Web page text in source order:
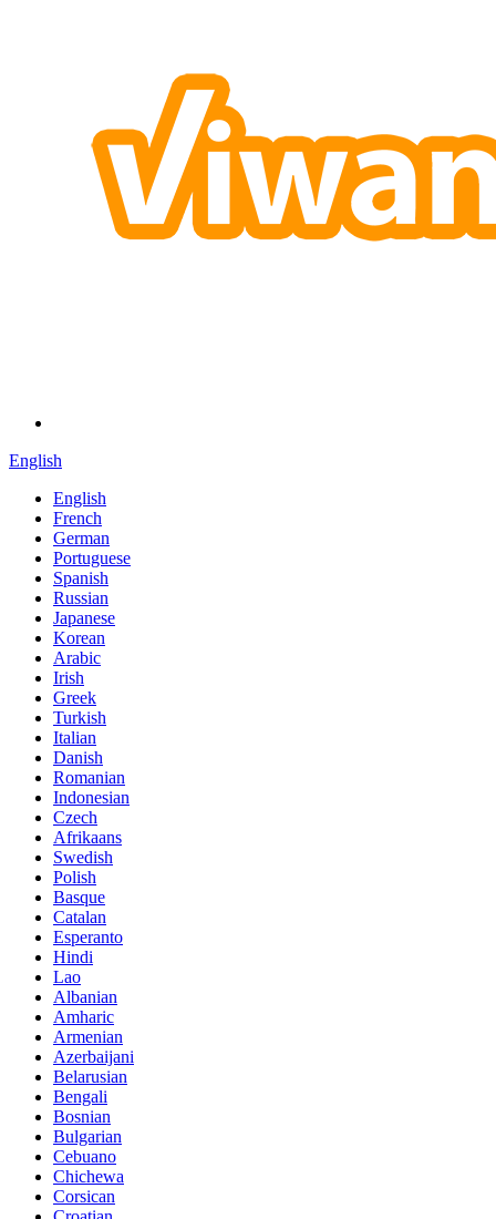
English
English
French
German
Portuguese
Spanish
Russian
Japanese
Korean
Arabic
Irish
Greek
Turkish
Italian
Danish
Romanian
Indonesian
Czech
Afrikaans
Swedish
Polish
Basque
Catalan
Esperanto
Hindi
Lao
Albanian
Amharic
Armenian
Azerbaijani
Belarusian
Bengali
Bosnian
Bulgarian
Cebuano
Chichewa
Corsican